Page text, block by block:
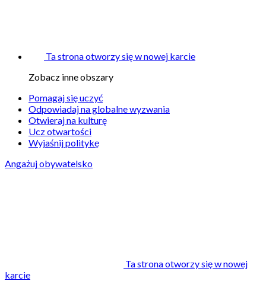
Ta strona otworzy się w nowej karcie
Zobacz inne obszary
Pomagaj się uczyć
Odpowiadaj na globalne wyzwania
Otwieraj na kulturę
Ucz otwartości
Wyjaśnij politykę
Angażuj obywatelsko
Ta strona otworzy się w nowej
karcie